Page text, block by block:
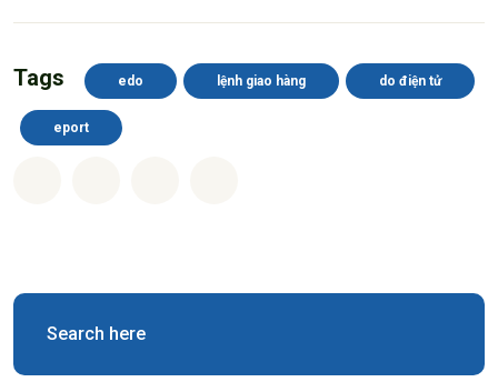
Tags edo lệnh giao hàng do điện tử
eport